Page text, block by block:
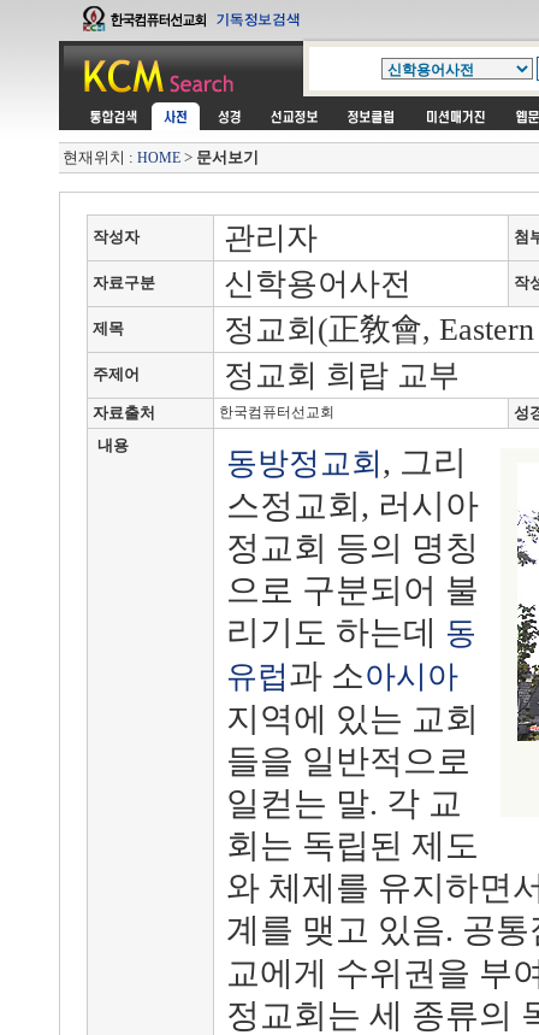
현재위치 : HOME > 문서보기
작성자 관리자 첨
자료구분 신학용어사전 작
제목 정교회(正敎會,
주제어 정교회 희랍 교부
자료출처 한국컴퓨터선교회
성
내용
동방정교회 , 그리
스정교회, 러시아
정교회 등의 명칭
으로 구분되어 불
리기도 하는데
동
유럽과 소아시아
지역에 있는 교회
들을 일반적으로
일컫는 말. 각 교
회는 독립된 제도
와 체제를 유지하면
계를 맺고 있음. 공
교에게 수위권을 부
정교회는 세 종류의